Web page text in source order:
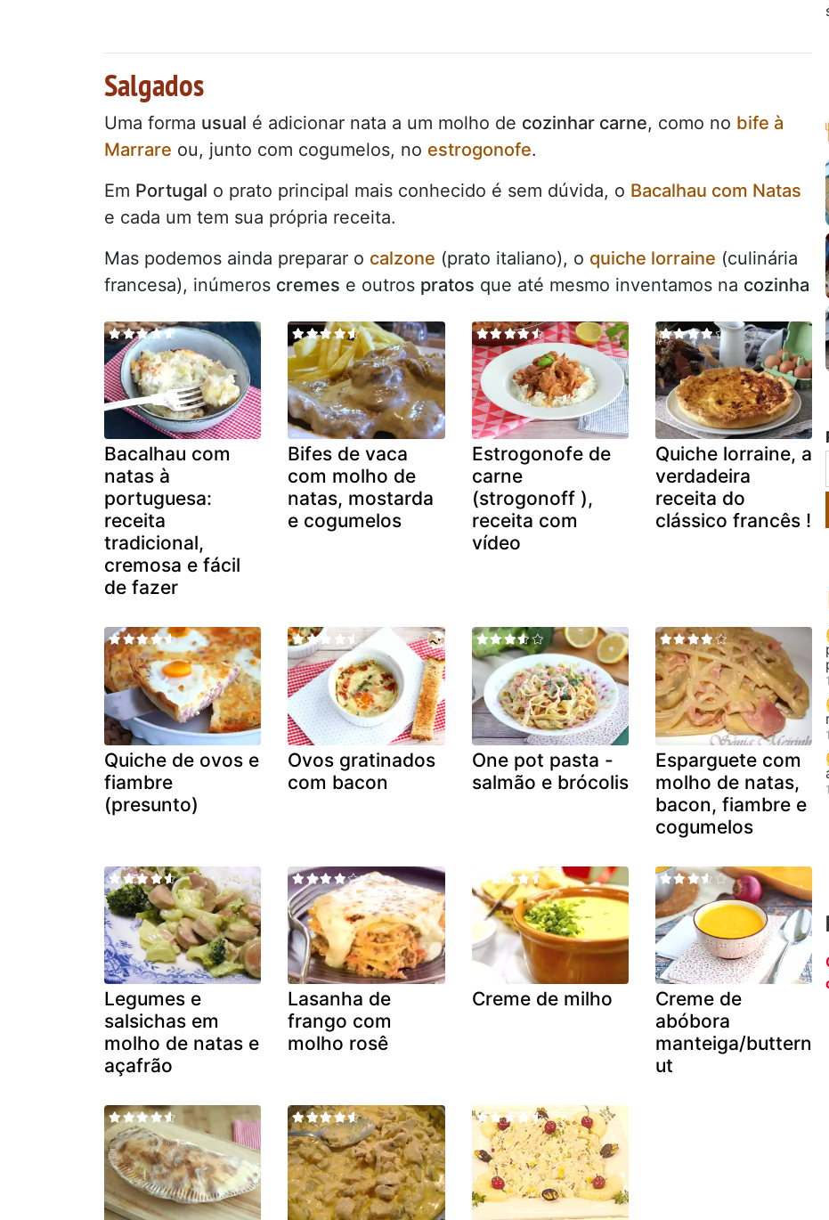
Salgados
Uma forma usual é adicionar nata a um molho de cozinhar carne, como no bife à
Marrare ou, junto com cogumelos, no estrogonofe.
Em Portugal o prato principal mais conhecido é sem dúvida, o Bacalhau com Natas
e cada um tem sua própria receita.
Mas podemos ainda preparar o calzone (prato italiano), o quiche lorraine (culinária
francesa), inúmeros cremes e outros pratos que até mesmo inventamos na cozinha
Bacalhau com
natas à
portuguesa:
receita
tradicional,
cremosa e fácil
de fazer
Bifes de vaca
com molho de
natas, mostarda
e cogumelos
Estrogonofe de
carne
(strogonoff ),
receita com
vídeo
Quiche lorraine, a
verdadeira
receita do
clássico francês !
Quiche de ovos e
fiambre
(presunto)
Ovos gratinados
com bacon
One pot pasta -
salmão e brócolis
Esparguete com
molho de natas,
bacon, fiambre e
cogumelos
Legumes e
salsichas em
molho de natas e
açafrão
Lasanha de
frango com
molho rosê
Creme de milho
Creme de
abóbora
manteiga/buttern
ut